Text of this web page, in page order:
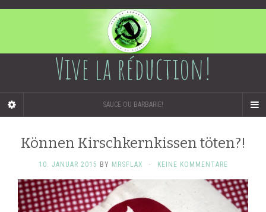
Vive la réduction!
SAUCE OU BARBARIE!
Können Kirschkernkissen töten?!
10. JANUAR 2015 BY MRSFLAX · KEINE KOMMENTARE